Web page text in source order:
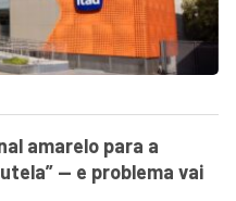
amarelo para a
— e problema vai